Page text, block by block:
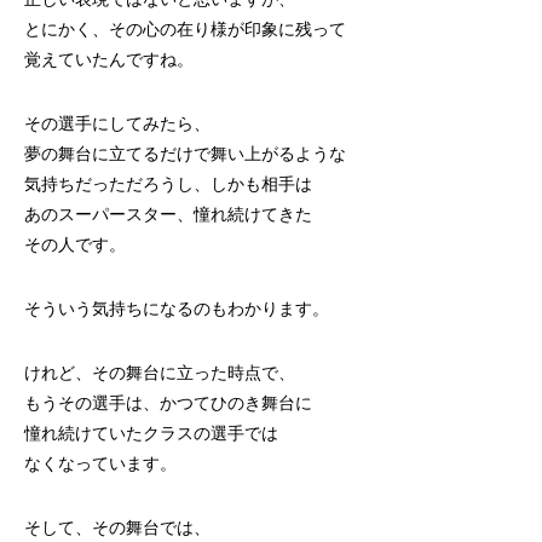
とにかく、その心の在り様が印象に残って
覚えていたんですね。
その選手にしてみたら、
夢の舞台に立てるだけで舞い上がるような
気持ちだっただろうし、しかも相手は
あのスーパースター、憧れ続けてきた
その人です。
そういう気持ちになるのもわかります。
けれど、その舞台に立った時点で、
もうその選手は、かつてひのき舞台に
憧れ続けていたクラスの選手では
なくなっています。
そして、その舞台では、